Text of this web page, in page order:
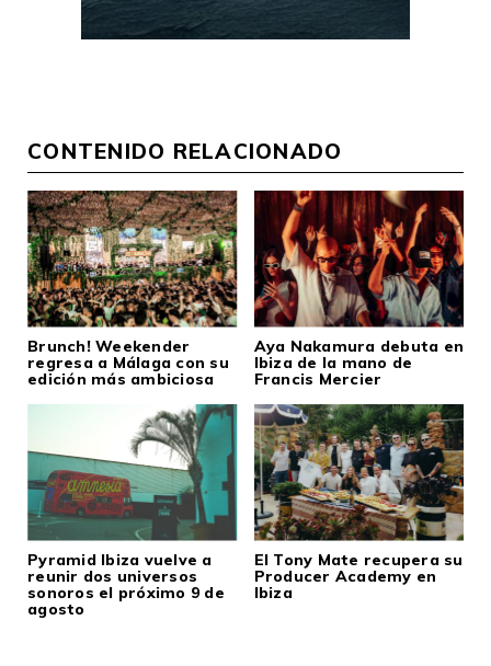
CONTENIDO RELACIONADO
Brunch! Weekender
regresa a Málaga con su
edición más ambiciosa
Aya Nakamura debuta en
Ibiza de la mano de
Francis Mercier
Pyramid Ibiza vuelve a
reunir dos universos
sonoros el próximo 9 de
agosto
El Tony Mate recupera su
Producer Academy en
Ibiza